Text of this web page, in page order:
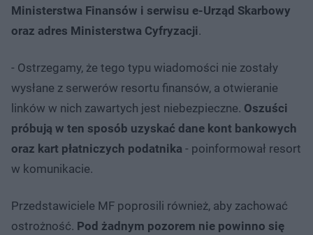
Ministerstwa Finansów i serwisu e-Urząd Skarbowy
oraz adres Ministerstwa Cyfryzacji.
- Ostrzegamy, że tego typu wiadomości nie zostały
wysłane z serwerów resortu finansów, a otwieranie
linków w nich zawartych jest niebezpieczne. Oszuści
próbują w ten sposób uzyskać dane kont bankowych
oraz kart płatniczych podatnika - poinformował resort
w komunikacie.
Przedstawiciele MF poprosili również, aby zachować
ostrożność. Pod żadnym pozorem nie powinno się